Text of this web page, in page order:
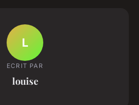
L
ECRIT PAR
louise